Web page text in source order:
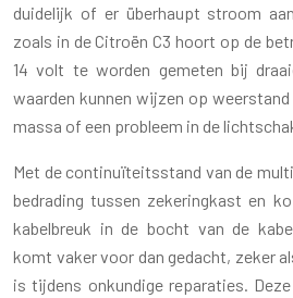
duidelijk of er überhaupt stroom
zoals in de Citroën C3 hoort op de
14 volt te worden gemeten bij
waarden kunnen wijzen op
massa of een probleem in de
Met de continuïteitsstand van de
bedrading tussen zekeringkast en
kabelbreuk in de bocht van de
komt vaker voor dan gedacht, zeker
is tijdens onkundige reparaties.